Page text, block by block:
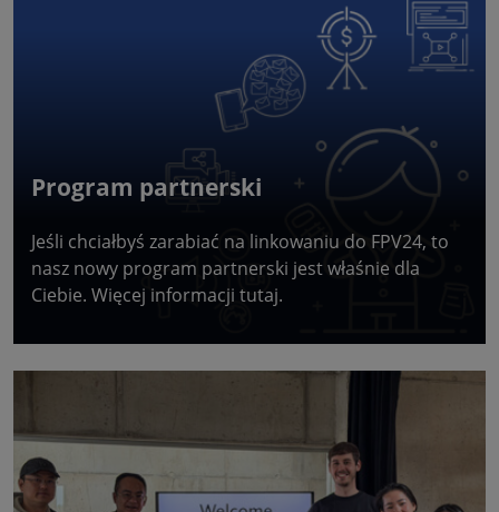
Program partnerski
Jeśli chciałbyś zarabiać na linkowaniu do FPV24, to
nasz nowy program partnerski jest właśnie dla
Ciebie. Więcej informacji tutaj.